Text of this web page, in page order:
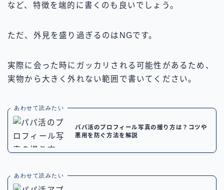
など、特徴を端的に書くのも良いでしょう。
ただ、外見を盛り過ぎるのはNGです。
実際に会った時にガッカリされる可能性があるため、
実物から大きく外れない範囲で書いてください。
あわせて読みたい
パパ活のプロフィール写真の撮り方は？コツや
悪用を防ぐ方法を解説
あわせて読みたい